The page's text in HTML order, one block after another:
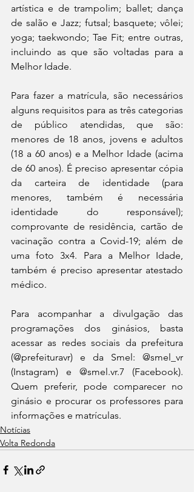
artística e de trampolim; ballet; dança
de salão e Jazz; futsal; basquete; vôlei;
yoga; taekwondo; Tae Fit; entre outras,
incluindo as que são voltadas para a
Melhor Idade.
Para fazer a matrícula, são necessários
alguns requisitos para as três categorias
de público atendidas, que são:
menores de 18 anos, jovens e adultos
(18 a 60 anos) e a Melhor Idade (acima
de 60 anos). É preciso apresentar cópia
da carteira de identidade (para
menores, também é necessária
identidade do responsável);
comprovante de residência, cartão de
vacinação contra a Covid-19; além de
uma foto 3x4. Para a Melhor Idade,
também é preciso apresentar atestado
médico.
Para acompanhar a divulgação das
programações dos ginásios, basta
acessar as redes sociais da prefeitura
(@prefeituravr) e da Smel: @smel_vr
(Instagram) e @smel.vr.7 (Facebook).
Quem preferir, pode comparecer no
ginásio e procurar os professores para
informações e matrículas.
Notícias
Volta Redonda